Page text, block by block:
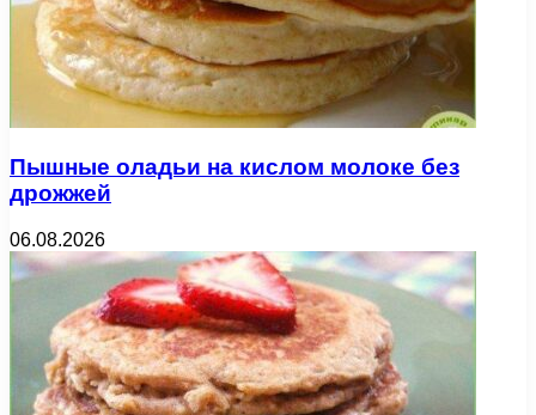
Пышные оладьи на кислом молоке без
дрожжей
06.08.2026